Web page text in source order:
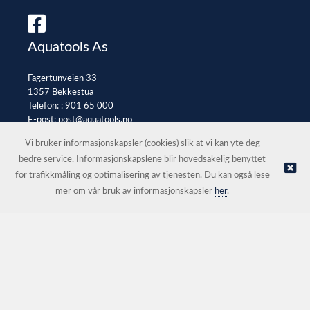
Aquatools As
Fagertunveien 33
1357 Bekkestua
Telefon: : 901 65 000
E-post:post@aquatools.no
© Aquatools As |Nettbutikk levert av Kréatif
Vi bruker informasjonskapsler (cookies) slik at vi kan yte deg
bedre service. Informasjonskapslene blir hovedsakelig benyttet
for trafikkmåling og optimalisering av tjenesten. Du kan også lese
mer om vår bruk av informasjonskapsler her.